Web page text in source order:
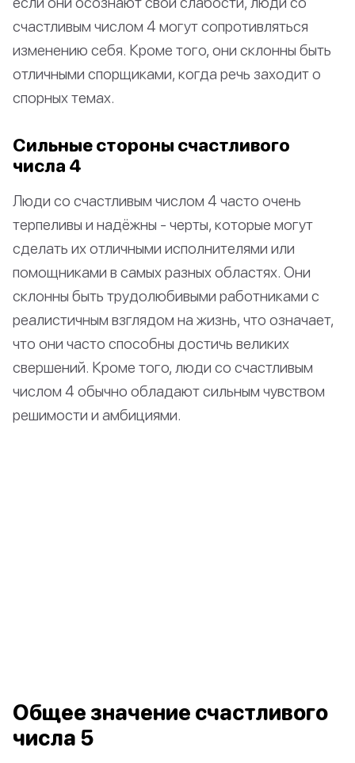
счастливым числом 4 могут сопротивляться
изменению себя. Кроме того, они склонны быть
отличными спорщиками, когда речь заходит о
спорных темах.
Сильные стороны счастливого
числа 4
Люди со счастливым числом 4 часто очень
терпеливы и надёжны - черты, которые могут
сделать их отличными исполнителями или
помощниками в самых разных областях. Они
склонны быть трудолюбивыми работниками с
реалистичным взглядом на жизнь, что означает,
что они часто способны достичь великих
свершений. Кроме того, люди со счастливым
числом 4 обычно обладают сильным чувством
решимости и амбициями.
Общее значение счастливого
числа 5